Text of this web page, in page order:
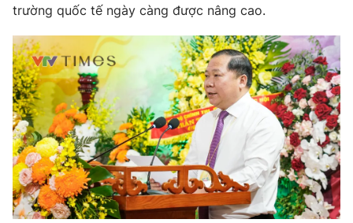
trường quốc tế ngày càng được nâng cao.